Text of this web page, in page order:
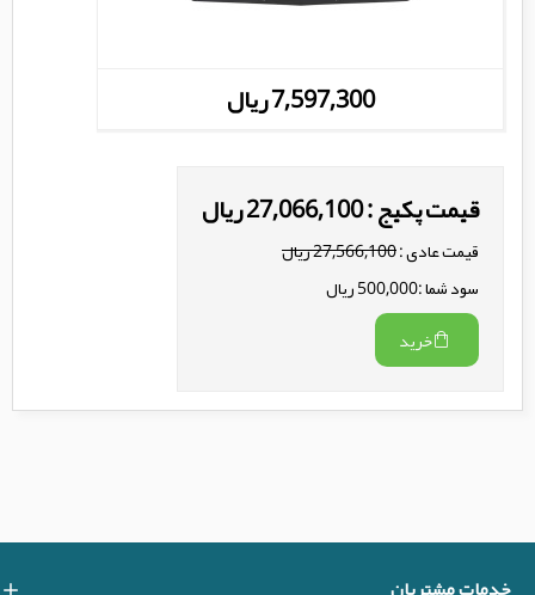
7,597,300 ریال
قیمت پکیج : 27,066,100 ریال
قیمت عادی :27,566,100 ریال
سود شما :500,000 ریال
خرید